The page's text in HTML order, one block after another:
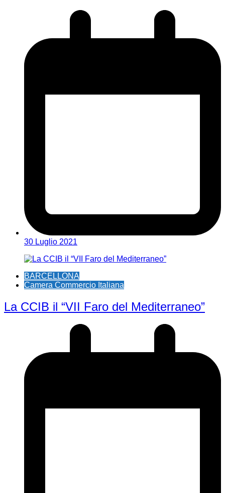
30 Luglio 2021
BARCELLONA
Camera Commercio Italiana
La CCIB il “VII Faro del Mediterraneo”